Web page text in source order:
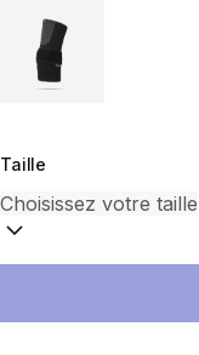
Taille